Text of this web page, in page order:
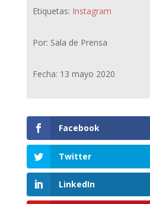
Etiquetas: Instagram
Por: Sala de Prensa
Fecha: 13 mayo 2020
Facebook
Twitter
LinkedIn